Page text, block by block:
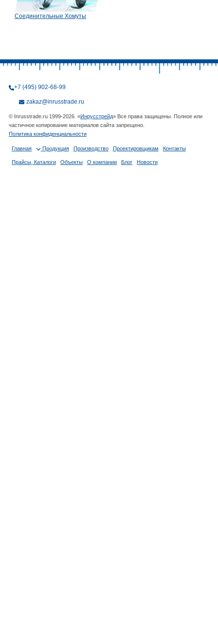
Соединительные Хомуты
+7 (495) 902-68-99
zakaz@inrusstrade.ru
© Inrusstrade.ru 1999-2026. «Инрусстрейд» Все права защищены. Полное или
частичное копирование материалов сайта запрещено.
Политика конфиденциальности
Главная Продукция Производство Проектировщикам Контакты
Прайсы, Каталоги Объекты О компании Блог Новости